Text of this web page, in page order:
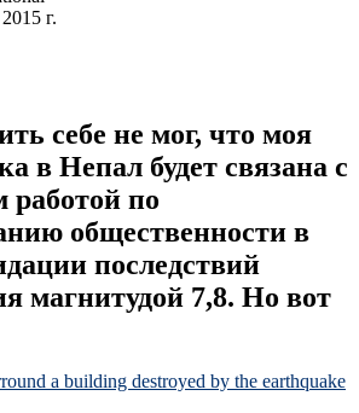
г.
себе не мог, что моя
в Непал будет связана с
работой по
общественности в
последствий
магнитудой 7,8. Но вот